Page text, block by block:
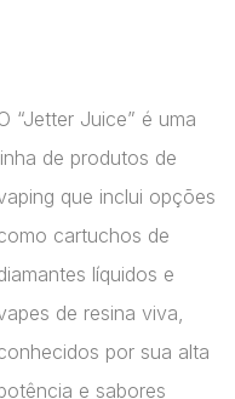
“Jetter Juice” é uma
de produtos de
que inclui opções
cartuchos de
líquidos e
de resina viva,
por sua alta
e sabores